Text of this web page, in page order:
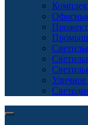
Уличное